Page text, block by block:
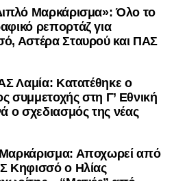
στοGoogle Newsγια να
νέα στην Ελλάδα και τον
το lamiara.gr στο
τα νέα.
Μαρκάρισμα»: Όλο το
ρεπορτάζ για
Αστέρα Σταυρού και ΠΑΣ
Λαμία: Κατατέθηκε ο
συμμετοχής στη Γ’ Εθνική
ο σχεδιασμός της νέας
Αποχωρεί από
Κηφισσό ο Ηλίας